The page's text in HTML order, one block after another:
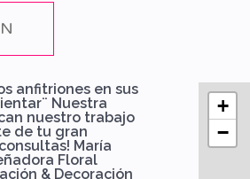
anfitriones en sus
Nuestra
nuestro trabajo
de tu gran
María
Floral
& Decoración
+
−